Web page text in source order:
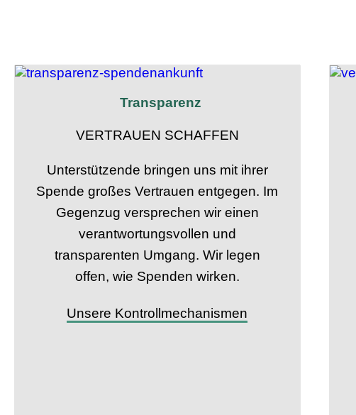
Transparenz
VERTRAUEN SCHAFFEN
Unterstützende bringen uns mit ihrer
Spende großes Vertrauen entgegen. Im
Gegenzug versprechen wir einen
verantwortungsvollen und
transparenten Umgang. Wir legen
offen, wie Spenden wirken.
Unsere Kontrollmechanismen